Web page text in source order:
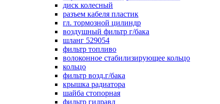
диск колесный
разъем кабеля пластик
гл. тормозной цилиндр
воздушный фильтр г/бака
шланг 529054
фильтр топливо
волоконное стабилизирующее кольцо
кольцо
фильтр возд.г/бака
крышка радиатора
шайба стопорная
фильтр гидравл